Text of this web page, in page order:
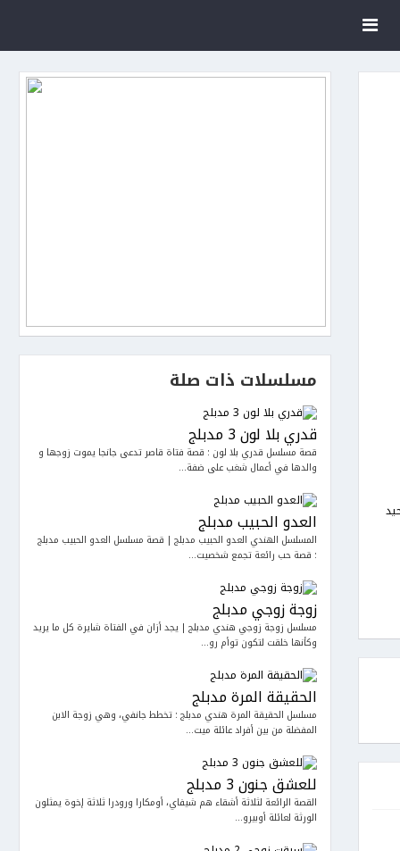
مسلسلات ذات صلة
قدري بلا لون 3 مدبلج
قصة مسلسل قدري بلا لون : قصة فتاة قاصر تدعى جانجا يموت زوجها و
والدها في أعمال شغب على ضفة...
العدو الحبيب مدبلج
المسلسل الهندي العدو الحبيب مدبلج | قصة مسلسل العدو الحبيب مدبلج
: قصة حب رائعة تجمع شخصيت...
زوجة زوجي مدبلج
مسلسل زوجة زوجي هندي مدبلج | يجد أزان في الفتاة شايرة كل ما يريد
وكأنها خلقت لتكون توأم رو...
الحقيقة المرة مدبلج
مسلسل الحقيقة المرة هندي مدبلج : تخطط جانفي، وهي زوجة الابن
المفضلة من بين أفراد عائلة ميت...
للعشق جنون 3 مدبلج
القصة الرائعة لثلاثة أشقاء هم شيفاي، أومكارا ورودرا ثلاثة إخوة يمثلون
الورثة لعائلة أوبيرو...